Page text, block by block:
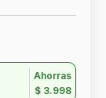
Ahorras
$3.998